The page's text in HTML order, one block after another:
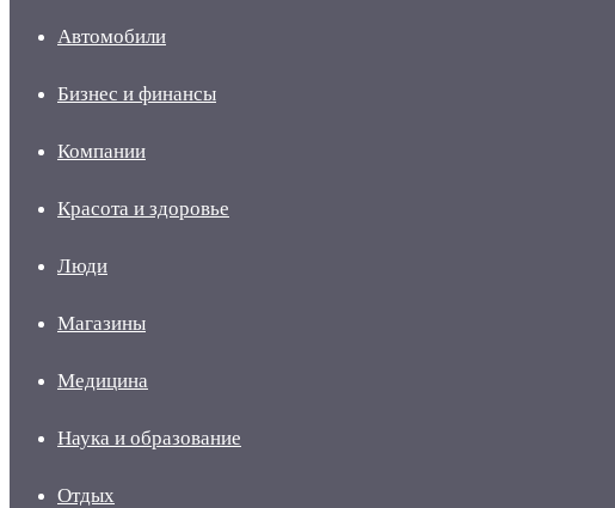
Автомобили
Бизнес и финансы
Компании
Красота и здоровье
Люди
Магазины
Медицина
Наука и образование
Отдых